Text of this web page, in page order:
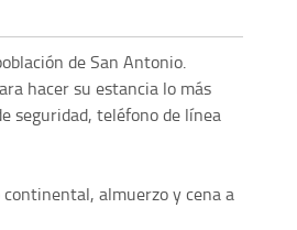
de San Antonio.
hacer su estancia lo más
seguridad, teléfono de línea
almuerzo y cena a